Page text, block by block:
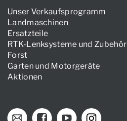
Unser Verkaufsprogramm
Landmaschinen
Ersatzteile
RTK-Lenksysteme und Zubehör
Forst
Garten und Motorgeräte
Aktionen